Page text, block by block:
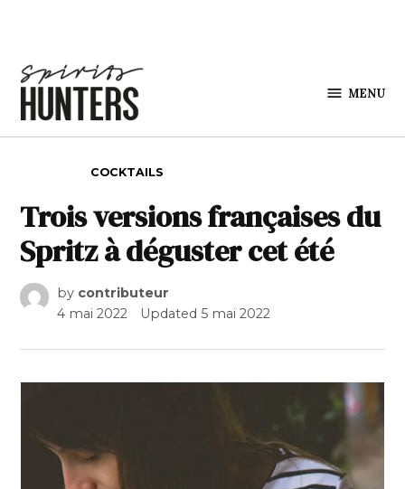
MENU
COCKTAILS
Trois versions françaises du
Spritz à déguster cet été
by contributeur
4 mai 2022
Updated 5 mai 2022